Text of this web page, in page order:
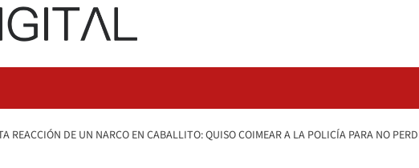
REACCIÓN DE UN NARCO EN CABALLITO: QUISO COIMEAR A LA POLICÍA PARA NO